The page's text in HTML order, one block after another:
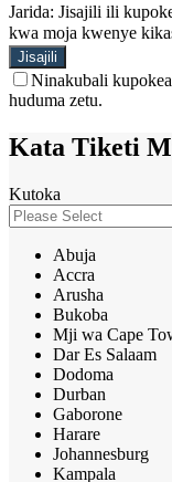
Jarida: Jisajili ili
kwa moja kwenye
Ninakubali
huduma zetu.
Kata Tiketi
Kutoka
Abuja
Accra
Arusha
Bukoba
Mji wa Cape
Dar Es Salaam
Dodoma
Durban
Gaborone
Harare
Johannesburg
Kampala